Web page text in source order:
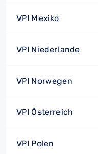
VPI Mexiko
VPI Niederlande
VPI Norwegen
VPI Österreich
VPI Polen